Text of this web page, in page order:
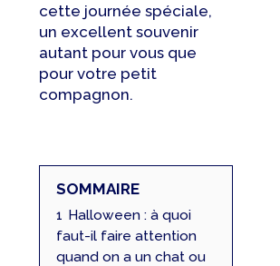
cette journée spéciale,
un excellent souvenir
autant pour vous que
pour votre petit
compagnon.
SOMMAIRE
1 Halloween : à quoi
faut-il faire attention
quand on a un chat ou